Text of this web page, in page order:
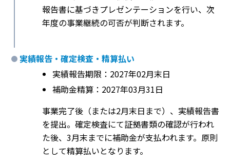
報告書に基づきプレゼンテーションを行い、次
年度の事業継続の可否が判断されます。
実績報告・確定検査・精算払い
実績報告期限：2027年02月末日
補助金精算：2027年03月31日
事業完了後（または2月末日まで）、実績報告書
を提出。確定検査にて証拠書類の確認が行われ
た後、3月末までに補助金が支払われます。原則
として精算払いとなります。